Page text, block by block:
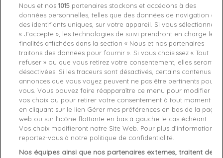
Détails du produit Fabriquant
Référence J30J316884-YAF XS
Fiche technique
Couleur Blanc
Matière Coton
Genre Homme
Rayon Vetement
Nous et nos1015 partenaires stockons et accédons à des
données personnelles, telles que des données de navigation ou
des identifiants uniques, sur votre appareil. Si vous sélectionnez
« J’accepte », les technologies de suivi prendront en charge les
finalités affichées dans la section « Nous et nos partenaires
traitons des données pour fournir ». Si vous choisissez « Tout
refuser » ou que vous retirez votre consentement, elles seront
désactivées. Si les traceurs sont désactivés, certains contenus et
annonces que vous voyez peuvent ne pas être pertinents pour
vous. Vous pouvez faire réapparaître ce menu pour modifier
vos choix ou pour retirer votre consentement à tout moment
en cliquant sur le lien Gérer mes préférences en bas de la page
web ou sur l’icône flottante en bas à gauche le cas échéant.
Vos choix modifieront notre Site Web. Pour plus d’informations,
reportez-vous à notre politique de confidentialité.
Nos équipes ainsi que nos partenaires externes, traitent des